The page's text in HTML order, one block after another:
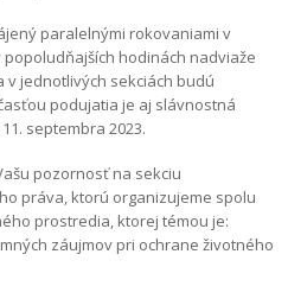
paralelnými rokovaniami v
hodinách nadviaže
jednotlivých sekciách budú
podujatia je aj slávnostná
septembra 2023.
pozornosť na sekciu
práva, ktorú organizujeme spolu
prostredia, ktorej témou je:
záujmov pri ochrane životného